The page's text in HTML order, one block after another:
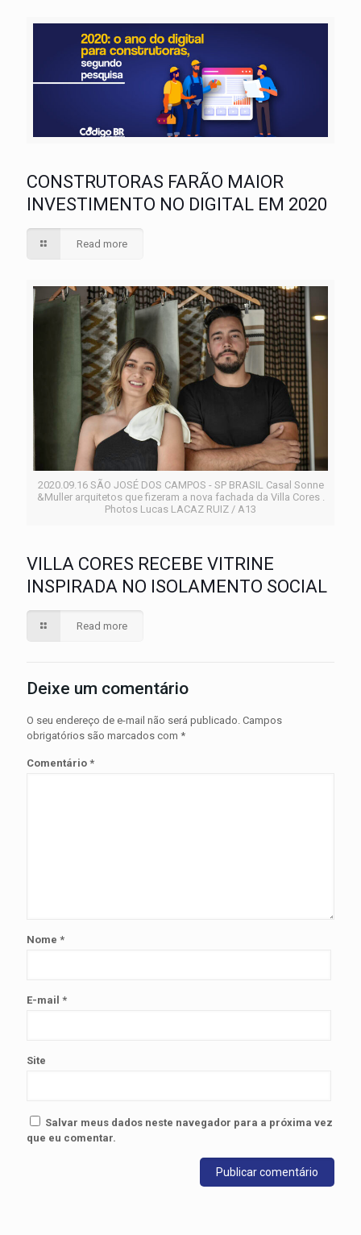
CONSTRUTORAS FARÃO MAIOR
INVESTIMENTO NO DIGITAL EM 2020
Read more
2020.09.16 SÃO JOSÉ DOS CAMPOS - SP BRASIL Casal Sonne
&Muller arquitetos que fizeram a nova fachada da Villa Cores .
Photos Lucas LACAZ RUIZ / A13
VILLA CORES RECEBE VITRINE
INSPIRADA NO ISOLAMENTO SOCIAL
Read more
Deixe um comentário
O seu endereço de e-mail não será publicado. Campos
obrigatórios são marcados com *
Comentário *
Nome *
E-mail *
Site
Salvar meus dados neste navegador para a próxima vez
que eu comentar.